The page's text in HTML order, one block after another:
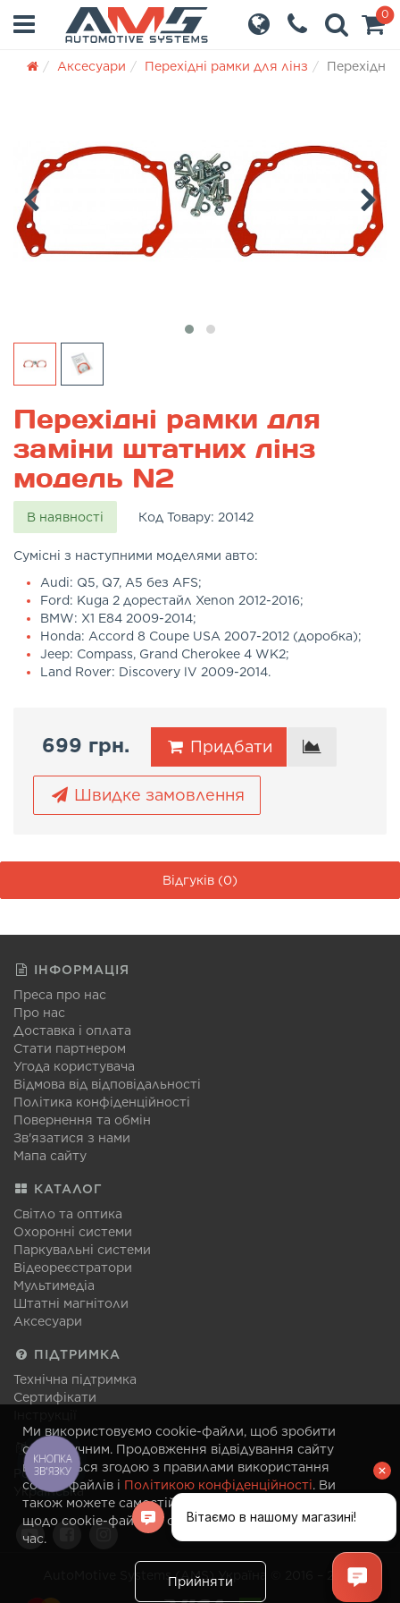
Ми використовуємо cookie-файли, щоб зробити
сайт зручним. Продовження відвідування сайту
вважається згодою з правилами використання
cookie-файлів і Політикою конфіденційності. Ви
також можете самостійно змінити налаштування
щодо cookie-файлів у своєму браузері в будь-який
час.
Прийняти
0
Аксесуари Перехідні рамки для лінз Перехідні
Перехідні рамки для
заміни штатних лінз
модель N2
В наявності Код Товару: 20142
Сумісні з наступними моделями авто:
Audi: Q5, Q7, A5 без AFS;
Ford: Kuga 2 дорестайл Xenon 2012-2016;
BMW: X1 E84 2009-2014;
Honda: Accord 8 Coupe USA 2007-2012 (доробка);
Jeep: Compass, Grand Cherokee 4 WK2;
Land Rover: Discovery lV 2009-2014.
699 грн. Придбати
Швидке замовлення
Відгуків (0)
ІНФОРМАЦІЯ
Преса про нас
Про нас
Доставка і оплата
Стати партнером
Угода користувача
Відмова від відповідальності
Політика конфіденційності
Повернення та обмін
Зв'язатися з нами
Мапа сайту
КАТАЛОГ
Світло та оптика
Охоронні системи
Паркувальні системи
Відеореєстратори
Мультимедіа
Штатні магнітоли
Аксесуари
ПІДТРИМКА
Технічна підтримка
Сертифікати
МОВА
Російська
Українська
AutoMotive Systems (AMS) Україна © 2016 – 2026
КНОПКА
ЗВ'ЯЗКУ